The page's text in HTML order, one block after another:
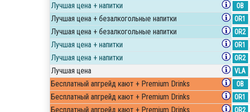
Лучшая цена + напитки OB
Лучшая цена + безалкогольные напитки OR1
Лучшая цена + безалкогольные напитки OR2
Лучшая цена + напитки OR1
Лучшая цена + напитки OR2
Лучшая цена VLA
Бесплатный апгрейд кают + Premium Drinks OB
Бесплатный апгрейд кают + Premium Drinks OR1
Бесплатный апгрейд кают + Premium Drinks OR2